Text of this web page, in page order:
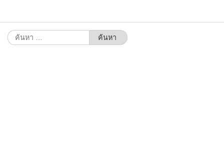
ค้นหา
สำหรับ: